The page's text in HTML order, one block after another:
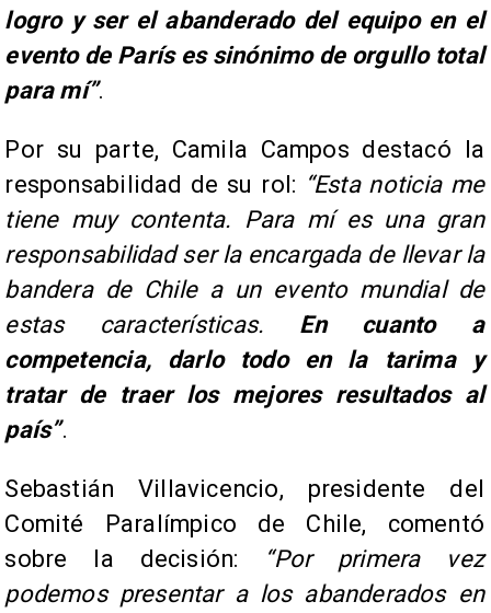
logro y ser el abanderado del equipo en el
evento de París es sinónimo de orgullo total
para mí”.
Por su parte, Camila Campos destacó la
responsabilidad de su rol: “Esta noticia me
tiene muy contenta. Para mí es una gran
responsabilidad ser la encargada de llevar la
bandera de Chile a un evento mundial de
estas características. En cuanto a
competencia, darlo todo en la tarima y
tratar de traer los mejores resultados al
país”.
Sebastián Villavicencio, presidente del
Comité Paralímpico de Chile, comentó
sobre la decisión:
“Por primera vez
podemos presentar a los abanderados en